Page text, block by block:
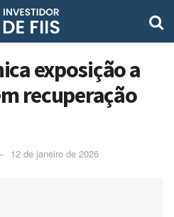
exposição a
recuperação
12 de janeiro de 2026